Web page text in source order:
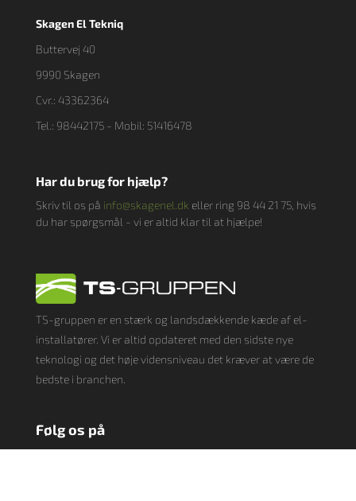
Skagen El Tekniq
Buttervej 40
9990 Skagen
Cvr.: 43362364
Tel.: 98442175 - Mobil: 51416478
Har du brug for hjælp?
Skriv til os på info@skagenel.dk eller ring 98 44 21 75, hvis
du har spørgsmål - vi er altid klar til at hjælpe!
TS-gruppen er en stærk og landsdækkende kæde af el-
installatører. Vi er altid opdateret med den sidste nye
teknologi og det høje vidensniveau det kræver at være de
bedste i branchen.
Følg os på